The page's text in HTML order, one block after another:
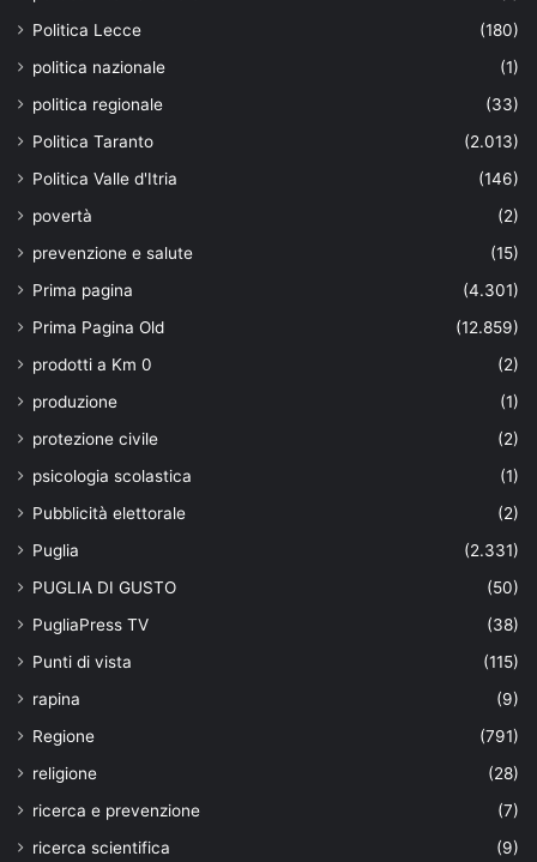
Politica Lecce
(180)
politica nazionale
(1)
politica regionale
(33)
Politica Taranto
(2.013)
Politica Valle d'Itria
(146)
povertà
(2)
prevenzione e salute
(15)
Prima pagina
(4.301)
Prima Pagina Old
(12.859)
prodotti a Km 0
(2)
produzione
(1)
protezione civile
(2)
psicologia scolastica
(1)
Pubblicità elettorale
(2)
Puglia
(2.331)
PUGLIA DI GUSTO
(50)
PugliaPress TV
(38)
Punti di vista
(115)
rapina
(9)
Regione
(791)
religione
(28)
ricerca e prevenzione
(7)
ricerca scientifica
(9)